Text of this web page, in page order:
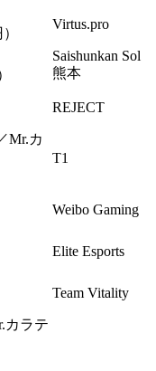
Virtus.pro
Saishunkan Sol
熊本
REJECT
Mr.カ
T1
Weibo Gaming
Elite Esports
Team Vitality
カラテ